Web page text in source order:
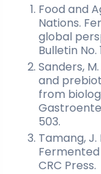
Food and
Nations.
global
Bulletin No.
Sanders,
and
from
503.
Tamang, J.
CRC Press.